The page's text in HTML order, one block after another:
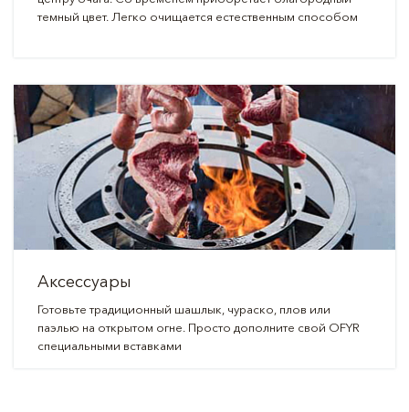
темный цвет. Легко очищается естественным способом
Аксессуары
Готовьте традиционный шашлык, чураско, плов или
паэлью на открытом огне. Просто дополните свой OFYR
специальными вставками